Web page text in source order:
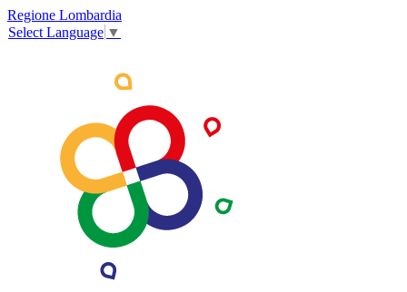
Regione Lombardia
Select Language ▼